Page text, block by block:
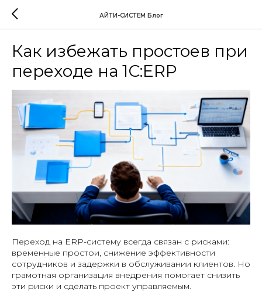
АЙТИ-СИСТЕМ Блог
Как избежать простоев при
переходе на 1С:ERP
Переход на ERP-систему всегда связан с рисками:
временные простои, снижение эффективности
сотрудников и задержки в обслуживании клиентов. Но
грамотная организация внедрения помогает снизить
эти риски и сделать проект управляемым.